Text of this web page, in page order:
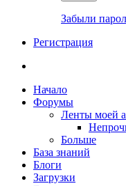
Забыли
Регистрация
Начало
Форумы
Ленты моей
Больше
База знаний
Блоги
Загрузки